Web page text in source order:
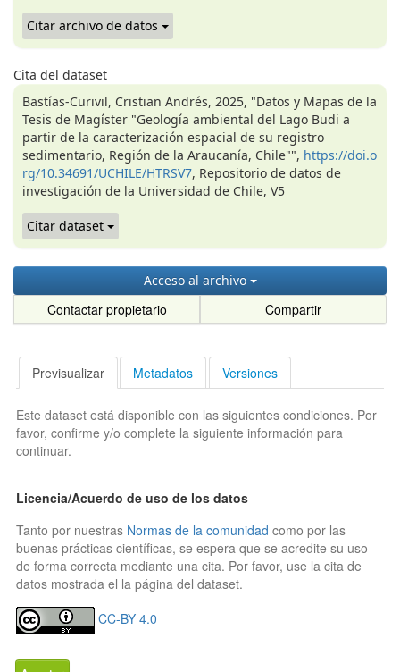
Citar archivo de datos
Cita del dataset
Bastías-Curivil, Cristian Andrés, 2025, "Datos y Mapas de la
Tesis de Magíster "Geología ambiental del Lago Budi a
partir de la caracterización espacial de su registro
sedimentario, Región de la Araucanía, Chile"", https://doi.o
rg/10.34691/UCHILE/HTRSV7, Repositorio de datos de
investigación de la Universidad de Chile, V5
Citar dataset
Acceso al archivo
Contactar propietario Compartir
Previsualizar Metadatos Versiones
Este dataset está disponible con las siguientes condiciones. Por
favor, confirme y/o complete la siguiente información para
continuar.
Licencia/Acuerdo de uso de los datos
Tanto por nuestras Normas de la comunidad como por las
buenas prácticas científicas, se espera que se acredite su uso
de forma correcta mediante una cita. Por favor, use la cita de
datos mostrada el la página del dataset.
CC-BY 4.0